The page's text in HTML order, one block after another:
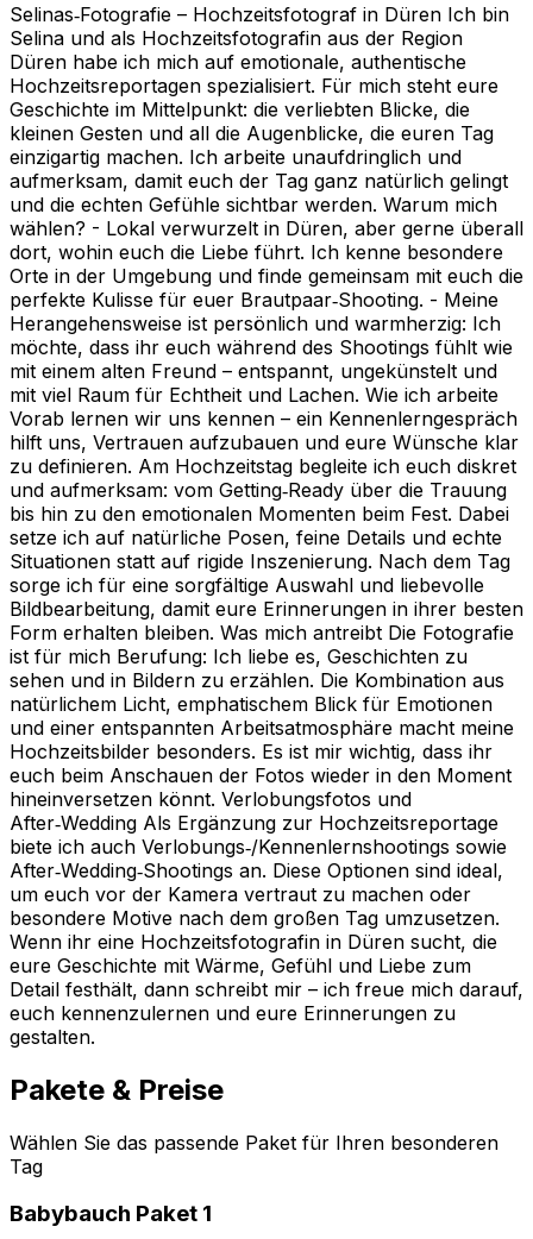
Selinas‑Fotografie – Hochzeitsfotograf in Düren Ich bin
Selina und als Hochzeitsfotografin aus der Region
Düren habe ich mich auf emotionale, authentische
Hochzeitsreportagen spezialisiert. Für mich steht eure
Geschichte im Mittelpunkt: die verliebten Blicke, die
kleinen Gesten und all die Augenblicke, die euren Tag
einzigartig machen. Ich arbeite unaufdringlich und
aufmerksam, damit euch der Tag ganz natürlich gelingt
und die echten Gefühle sichtbar werden. Warum mich
wählen? - Lokal verwurzelt in Düren, aber gerne überall
dort, wohin euch die Liebe führt. Ich kenne besondere
Orte in der Umgebung und finde gemeinsam mit euch die
perfekte Kulisse für euer Brautpaar‑Shooting. - Meine
Herangehensweise ist persönlich und warmherzig: Ich
möchte, dass ihr euch während des Shootings fühlt wie
mit einem alten Freund – entspannt, ungekünstelt und
mit viel Raum für Echtheit und Lachen. Wie ich arbeite
Vorab lernen wir uns kennen – ein Kennenlerngespräch
hilft uns, Vertrauen aufzubauen und eure Wünsche klar
zu definieren. Am Hochzeitstag begleite ich euch diskret
und aufmerksam: vom Getting‑Ready über die Trauung
bis hin zu den emotionalen Momenten beim Fest. Dabei
setze ich auf natürliche Posen, feine Details und echte
Situationen statt auf rigide Inszenierung. Nach dem Tag
sorge ich für eine sorgfältige Auswahl und liebevolle
Bildbearbeitung, damit eure Erinnerungen in ihrer besten
Form erhalten bleiben. Was mich antreibt Die Fotografie
ist für mich Berufung: Ich liebe es, Geschichten zu
sehen und in Bildern zu erzählen. Die Kombination aus
natürlichem Licht, emphatischem Blick für Emotionen
und einer entspannten Arbeitsatmosphäre macht meine
Hochzeitsbilder besonders. Es ist mir wichtig, dass ihr
euch beim Anschauen der Fotos wieder in den Moment
hineinversetzen könnt. Verlobungsfotos und
After‑Wedding Als Ergänzung zur Hochzeitsreportage
biete ich auch Verlobungs‑/Kennenlernshootings sowie
After‑Wedding‑Shootings an. Diese Optionen sind ideal,
um euch vor der Kamera vertraut zu machen oder
besondere Motive nach dem großen Tag umzusetzen.
Wenn ihr eine Hochzeitsfotografin in Düren sucht, die
eure Geschichte mit Wärme, Gefühl und Liebe zum
Detail festhält, dann schreibt mir – ich freue mich darauf,
euch kennenzulernen und eure Erinnerungen zu
gestalten.
Pakete & Preise
Wählen Sie das passende Paket für Ihren besonderen
Tag
Babybauch Paket 1